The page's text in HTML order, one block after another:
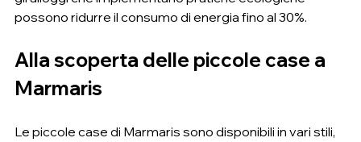
possono ridurre il consumo di energia fino al 30%.
Alla scoperta delle piccole case a
Marmaris
Le piccole case di Marmaris sono disponibili in vari stili,